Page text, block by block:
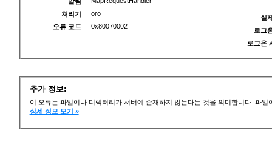
처리기
oro
오류 코드
0x80070002
실
로그
로그온
추가 정보:
이 오류는 파일이나 디렉터리가 서버에 존재하지 않는다는 것을 의미합니다. 파
상세 정보 보기 »